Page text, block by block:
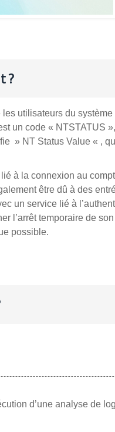
?
utilisateurs du
un code « NTSTATUS
» NT Status Value « ,
à la connexion au
être dû à des
un service lié à
l’arrêt temporaire de
possible.
d’une analyse de